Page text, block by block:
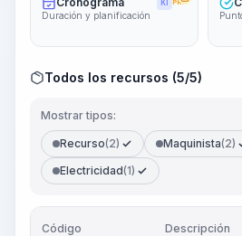
KI PRO
Duración y planificación
Todos los recursos (5/5)
Mostrar tipos:
Recurso(2) Maquinista(2)
Electricidad(1)
Código Descripción